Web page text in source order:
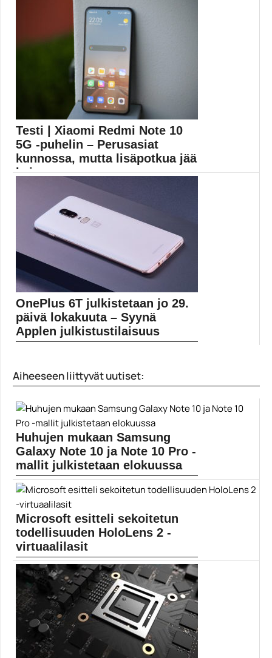
Kuulokkeita ja muita audiotuotteita valmistava Bragi on
haastanut OnePlusin oikeuteen Dash-tavaramerkkiin
liittyvässä kiistassa. Audiotuotteista tunnettu Bragi
valmistaa muun muassa langattomia Dash-nimisiä
kuulokkeita, joita voi Applen AirPo… ...
Testi | Xiaomi Redmi Note 10
5G -puhelin – Perusasiat
kunnossa, mutta lisäpotkua jää
kaipaamaan
Edullinen hinta, riittävästi käyttökelpoisia
ominaisuuksia eikä mitään vakavia...
Android 11
OnePlus 6T julkistetaan jo 29.
päivä lokakuuta – Syynä
Applen julkistustilaisuus
Apple
Aiheeseen liittyvät uutiset:
Huhujen mukaan Samsung
Galaxy Note 10 ja Note 10 Pro -
mallit julkistetaan elokuussa
Huhujen mukaan Samsung aikoo esitellä uudet Galaxy
Mobiili
Microsoft esitteli sekoitetun
todellisuuden HoloLens 2 -
virtuaalilasit
Microsoft on odotetusti esitellyt MWC 2019 -messujen
yhteydessä...
HoloLens